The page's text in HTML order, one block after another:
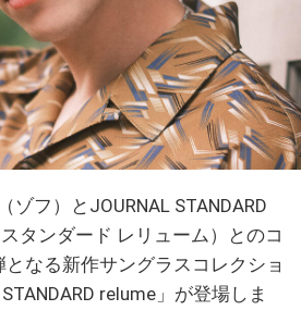
フ）とJOURNAL STANDARD
タンダード レリューム）とのコ
なる新作サングラスコレクショ
relume」が登場しま